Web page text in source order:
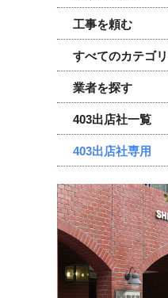
工事を頼む
すべてのカテゴ
業者を探す
403出店社一覧
403出店社専用